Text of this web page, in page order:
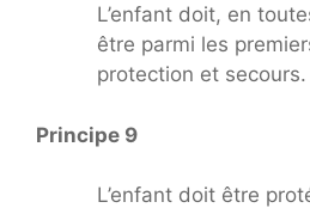
L’enfant doit, en
être parmi les
protection et secours.
Principe 9
L’enfant doit être